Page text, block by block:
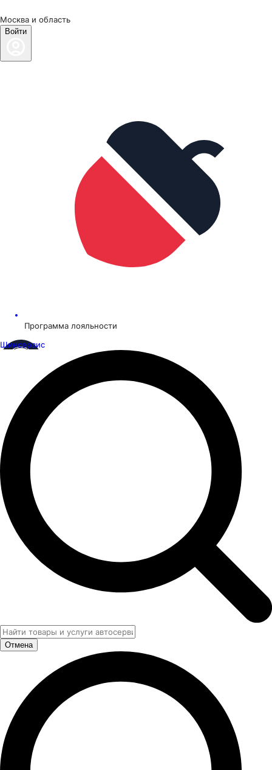
Москва и область
Войти
Программа лояльности
Шинсервис
Отмена